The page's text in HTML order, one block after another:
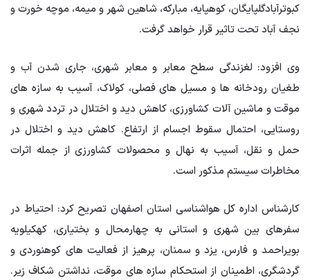
کبوترآبادگلپایگان، کوهپایه، مبارکه، شاهین شهر و میمه، موچه خورتو
نجف آباد تحت تاثیر قرار خواهد گرفت.
وی افزود: لغزندگی سطح معابر و معابر شهری، جاری شدن آب و
طغیان رودخانه ها و مسیل های فصلی، کولاک، آسیب به سازه های
موقت و ماشین آلات کشاورزی، کاهش دید و اختلال در تردد شهری و
روستایی، احتمال سقوط اجسام از ارتفاع. کاهش دید و اختلال در
حمل و نقل، آسیب به نهال و محصولات کشاورزی از جمله اثرات
مخاطرات سیستم مذکور است.
کارشناس اداره کل هواشناسی استان اصفهان تصریح کرد: احتیاط در
سفرهای بین شهری و استانی به چهارمحال و بختیاری، کهکیلویه
بویراحمد و فارس، یزد و سمنان، پرهیز از فعالیت های کوهنوردی و
گردشگری، اطمینان از استحکام سازه های موقت، نداشتن شکاف زیر.